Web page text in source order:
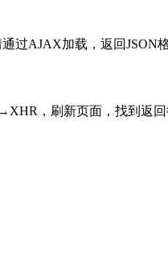
过AJAX加载，返回JSON
，刷新页面，找到返